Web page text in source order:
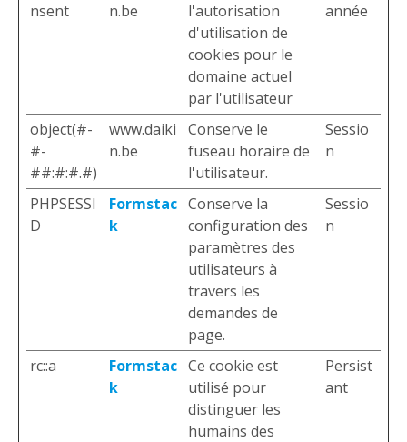
nsent
n.be
l'autorisation
d'utilisation de
cookies pour le
domaine actuel
par l'utilisateur
année
object(#-
#-
##:#:#.#)
www.daiki
n.be
Conserve le
fuseau horaire de
l'utilisateur.
Sessio
n
PHPSESSI
D
Formstac
k
Conserve la
configuration des
paramètres des
utilisateurs à
travers les
demandes de
page.
Sessio
n
rc::a
Formstac
k
Ce cookie est
utilisé pour
distinguer les
humains des
Persist
ant